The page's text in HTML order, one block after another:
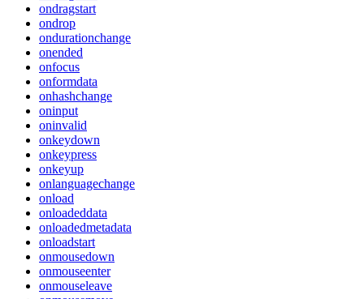
ondragstart
ondrop
ondurationchange
onended
onfocus
onformdata
onhashchange
oninput
oninvalid
onkeydown
onkeypress
onkeyup
onlanguagechange
onload
onloadeddata
onloadedmetadata
onloadstart
onmousedown
onmouseenter
onmouseleave